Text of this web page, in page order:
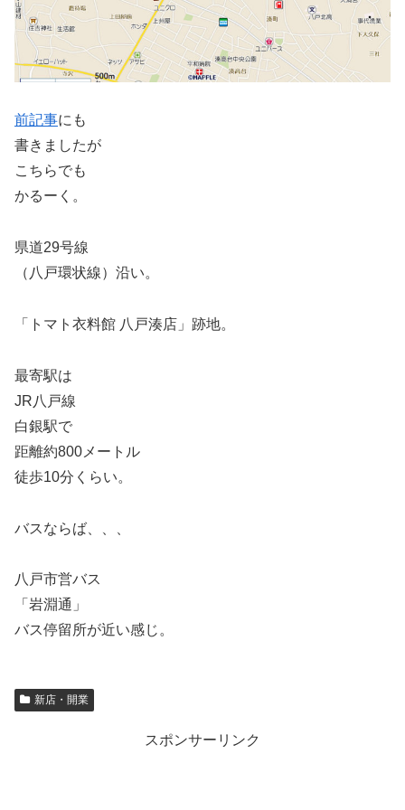
前記事にも
書きましたが
こちらでも
かるーく。
県道29号線
（八戸環状線）沿い。
「トマト衣料館 八戸湊店」跡地。
最寄駅は
JR八戸線
白銀駅で
距離約800メートル
徒歩10分くらい。
バスならば、、、
八戸市営バス
「岩淵通」
バス停留所が近い感じ。
新店・開業
スポンサーリンク